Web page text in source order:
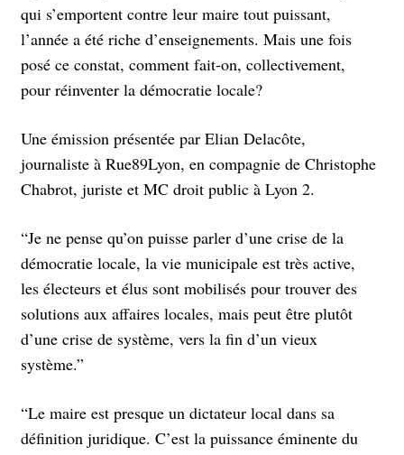
qui s’emportent contre leur maire tout puissant,
l’année a été riche d’enseignements. Mais une fois
posé ce constat, comment fait-on, collectivement,
pour réinventer la démocratie locale?
Une émission présentée par Elian Delacôte,
journaliste à Rue89Lyon, en compagnie de Christophe
Chabrot, juriste et MC droit public à Lyon 2.
“Je ne pense qu’on puisse parler d’une crise de la
démocratie locale, la vie municipale est très active,
les électeurs et élus sont mobilisés pour trouver des
solutions aux affaires locales, mais peut être plutôt
d’une crise de système, vers la fin d’un vieux
système.”
“Le maire est presque un dictateur local dans sa
définition juridique. C’est la puissance éminente du